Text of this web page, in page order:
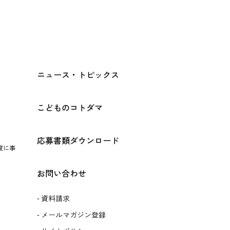
に事
ニュース・トピックス
こどものコトダマ
応募書類ダウンロード
お問い合わせ
資料請求
メールマガジン登録